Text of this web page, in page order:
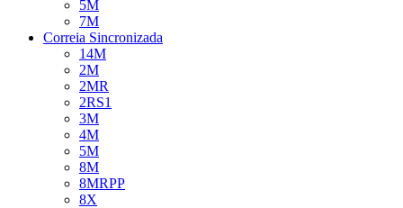
5M
7M
Correia Sincronizada
14M
2M
2MR
2RS1
3M
4M
5M
8M
8MRPP
8X